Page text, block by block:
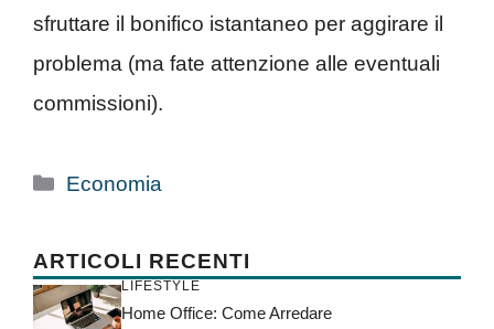
sfruttare il bonifico istantaneo per aggirare il
problema (ma fate attenzione alle eventuali
commissioni).
Categorie
Economia
ARTICOLI RECENTI
LIFESTYLE
Home Office: Come Arredare